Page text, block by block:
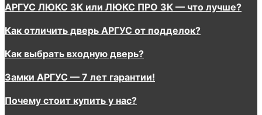
АРГУС ЛЮКС 3К или ЛЮКС ПРО 3К — что лучше?
Как отличить дверь АРГУС от подделок?
Как выбрать входную дверь?
Замки АРГУС — 7 лет гарантии!
Почему стоит купить у нас?